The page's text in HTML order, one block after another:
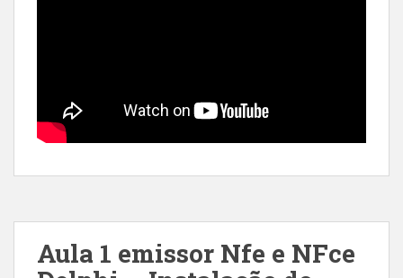
Aula 1 emissor Nfe e NFce